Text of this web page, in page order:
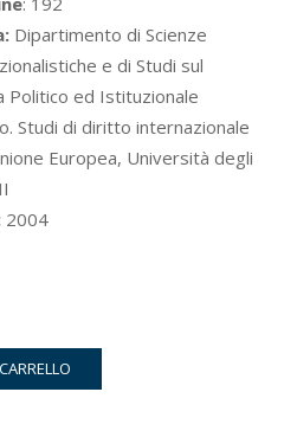
originale
era:
€20.00.
attuale
è:
€19.00.
Dipartimento di Scienze
e di Studi sul
Politico ed Istituzionale
Studi di diritto internazionale
Europea, Università degli
2004